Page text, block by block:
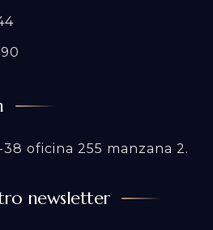
oficina 255 manzana 2.
newsletter